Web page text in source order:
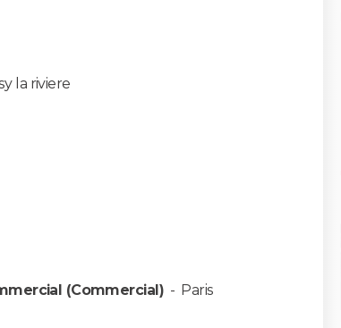
la riviere
(Commercial) - Paris